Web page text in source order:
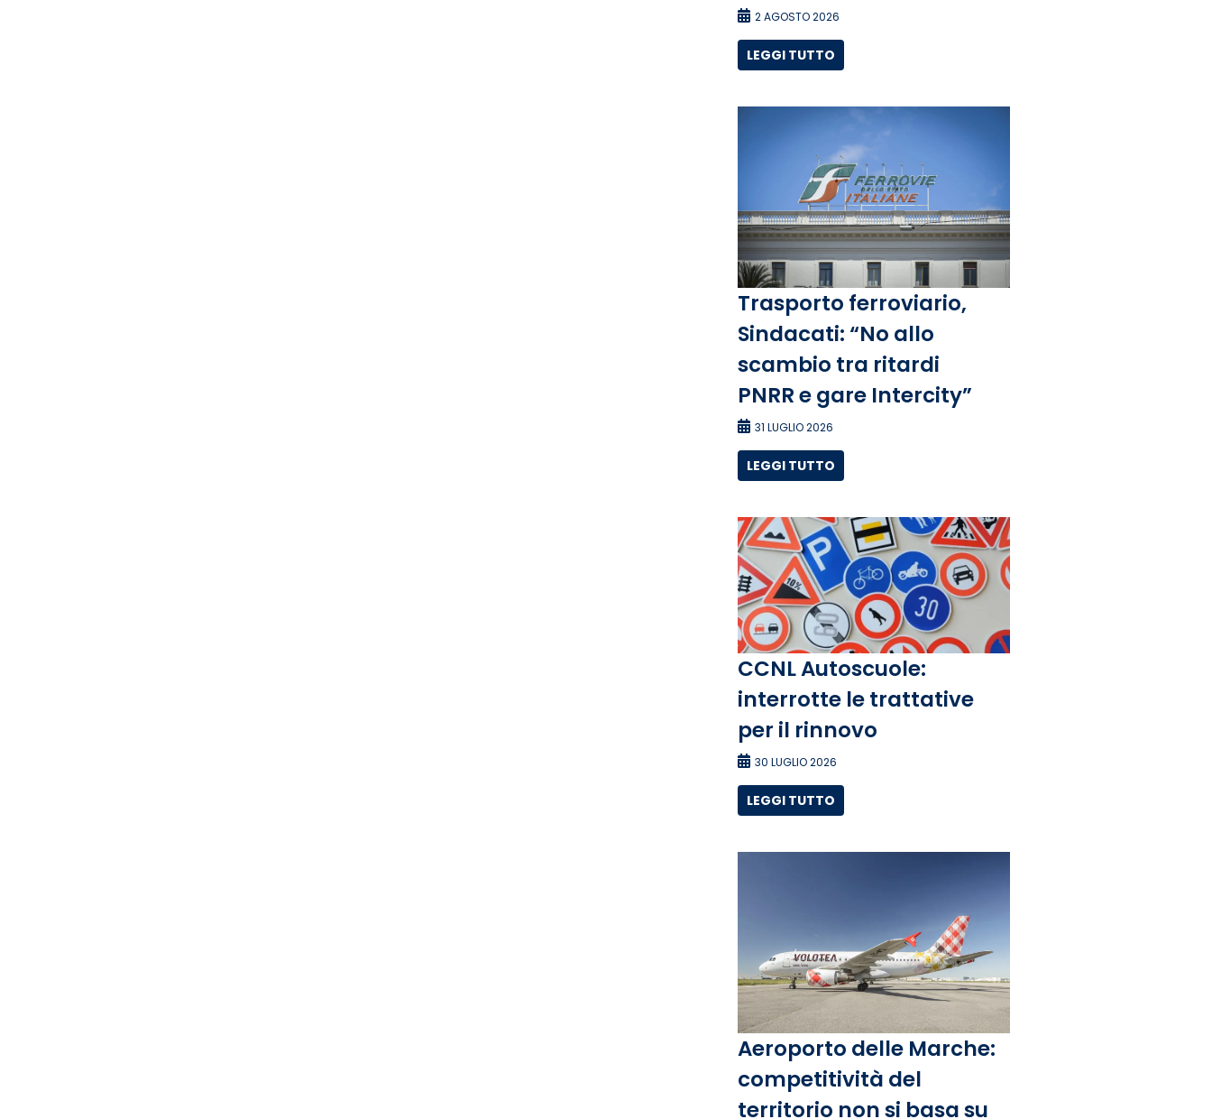
2 AGOSTO 2026
LEGGI TUTTO
Trasporto ferroviario,
Sindacati: “No allo
scambio tra ritardi
PNRR e gare Intercity”
31 LUGLIO 2026
LEGGI TUTTO
CCNL Autoscuole:
interrotte le trattative
per il rinnovo
30 LUGLIO 2026
LEGGI TUTTO
Aeroporto delle Marche:
competitività del
territorio non si basa su